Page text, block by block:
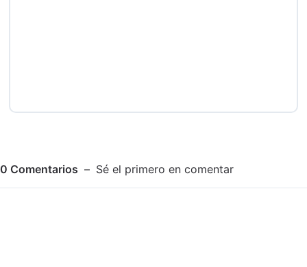
0 Comentarios Sé el primero en comentar